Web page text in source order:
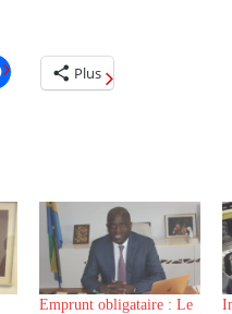
Plus
Emprunt obligataire : Le